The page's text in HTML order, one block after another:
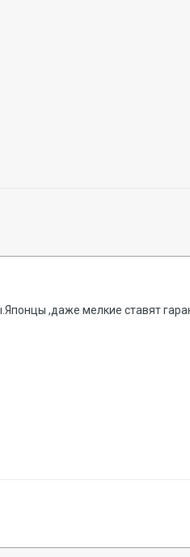
,даже мелкие ставят